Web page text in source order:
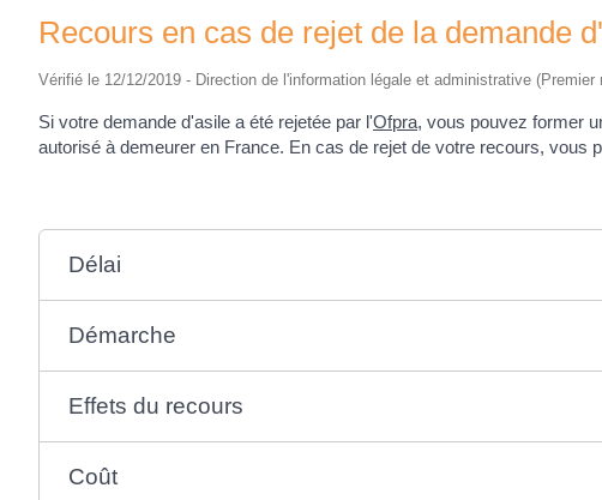
Recours en cas de rejet de la demande
Vérifié le 12/12/2019 - Direction de l'information légale et administrative (Premier
Si votre demande d'asile a été rejetée par l'Ofpra, vous pouvez former
autorisé à demeurer en France. En cas de rejet de votre recours,
Délai
Démarche
Effets du recours
Coût